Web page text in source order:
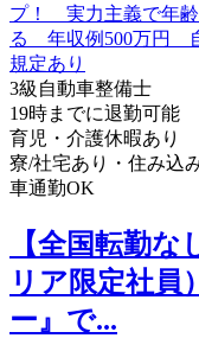
3級自動車整備士
19時までに退勤可能
育児・介護休暇あり
寮/社宅あり・住み込
車通勤OK
【全国転勤
リア限定社員
ー』で...